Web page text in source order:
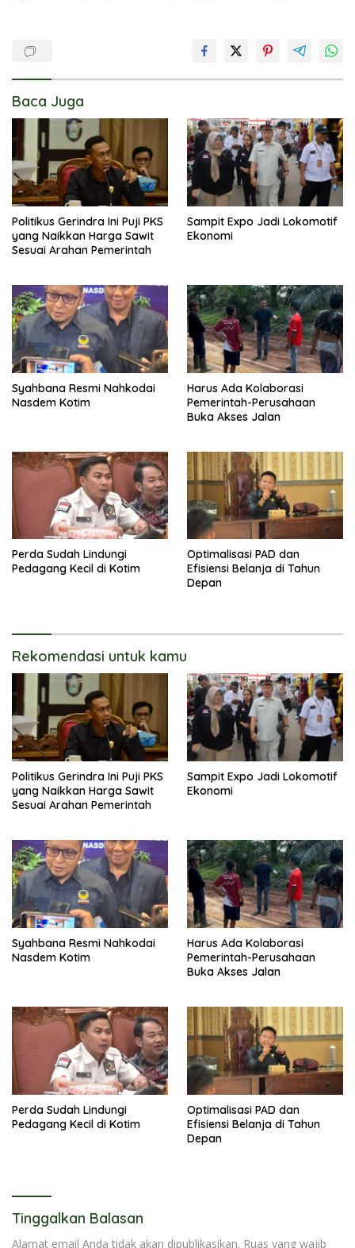
Baca Juga
Politikus Gerindra Ini Puji PKS
yang Naikkan Harga Sawit
Sesuai Arahan Pemerintah
Sampit Expo Jadi Lokomotif
Ekonomi
Syahbana Resmi Nahkodai
Nasdem Kotim
Harus Ada Kolaborasi
Pemerintah-Perusahaan
Buka Akses Jalan
Perda Sudah Lindungi
Pedagang Kecil di Kotim
Optimalisasi PAD dan
Efisiensi Belanja di Tahun
Depan
Rekomendasi untuk kamu
Politikus Gerindra Ini Puji PKS
yang Naikkan Harga Sawit
Sesuai Arahan Pemerintah
Sampit Expo Jadi Lokomotif
Ekonomi
Syahbana Resmi Nahkodai
Nasdem Kotim
Harus Ada Kolaborasi
Pemerintah-Perusahaan
Buka Akses Jalan
Perda Sudah Lindungi
Pedagang Kecil di Kotim
Optimalisasi PAD dan
Efisiensi Belanja di Tahun
Depan
Tinggalkan Balasan
Alamat email Anda tidak akan dipublikasikan. Ruas yang wajib